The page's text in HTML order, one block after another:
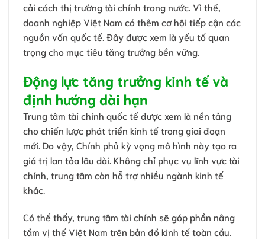
cải cách thị trường tài chính trong nước. Vì thế,
doanh nghiệp Việt Nam có thêm cơ hội tiếp cận các
nguồn vốn quốc tế. Đây được xem là yếu tố quan
trọng cho mục tiêu tăng trưởng bền vững.
Động lực tăng trưởng kinh tế và
định hướng dài hạn
Trung tâm tài chính quốc tế được xem là nền tảng
cho chiến lược phát triển kinh tế trong giai đoạn
mới. Do vậy, Chính phủ kỳ vọng mô hình này tạo ra
giá trị lan tỏa lâu dài. Không chỉ phục vụ lĩnh vực tài
chính, trung tâm còn hỗ trợ nhiều ngành kinh tế
khác.
Có thể thấy, trung tâm tài chính sẽ góp phần nâng
tầm vị thế Việt Nam trên bản đồ kinh tế toàn cầu.